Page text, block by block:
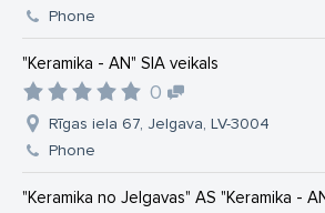
Phone
"Keramika - AN" SIA veikals
0
Rīgas iela 67, Jelgava, LV-3004
Phone
"Keramika no Jelgavas" AS "Keramika -